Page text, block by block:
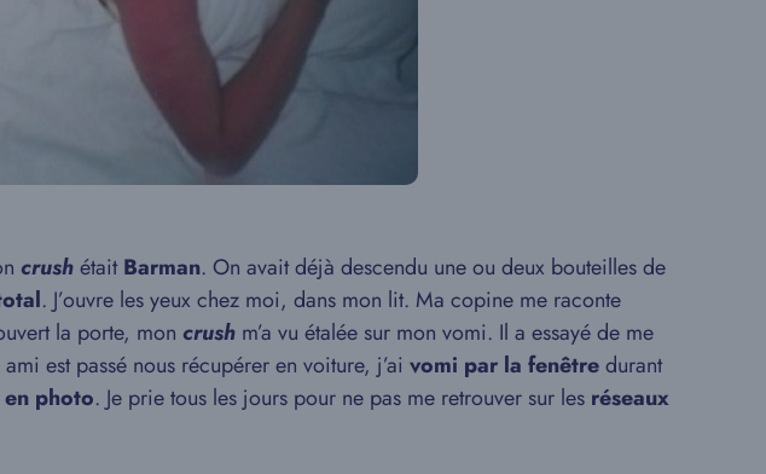
crushétaitBarman. On avait déjà descendu une ou deux bouteilles de
. J’ouvre les yeux chez moi, dans mon lit. Ma copine me raconte
la porte, mon crush m’a vu étalée sur mon vomi. Il a essayé de me
ami est passé nous récupérer en voiture, j’ai vomi par la fenêtredurant
en photo. Je prie tous les jours pour ne pas me retrouver sur les réseaux